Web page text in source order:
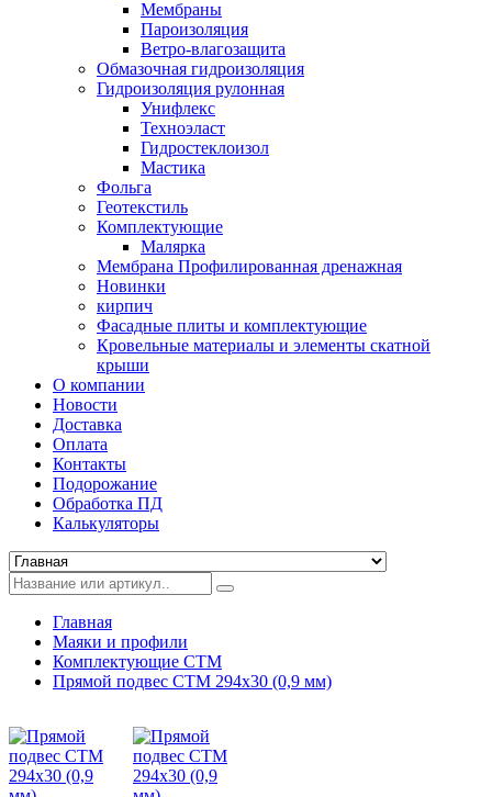
Мембраны
Пароизоляция
Ветро-влагозащита
Обмазочная гидроизоляция
Гидроизоляция рулонная
Унифлекс
Техноэласт
Гидростеклоизол
Мастика
Фольга
Геотекстиль
Комплектующие
Малярка
Мембрана Профилированная дренажная
Новинки
кирпич
Фасадные плиты и комплектующие
Кровельные материалы и элементы скатной
крыши
О компании
Новости
Доставка
Оплата
Контакты
Подорожание
Обработка ПД
Калькуляторы
Главная
Маяки и профили
Комплектующие СТМ
Прямой подвес СТМ 294х30 (0,9 мм)